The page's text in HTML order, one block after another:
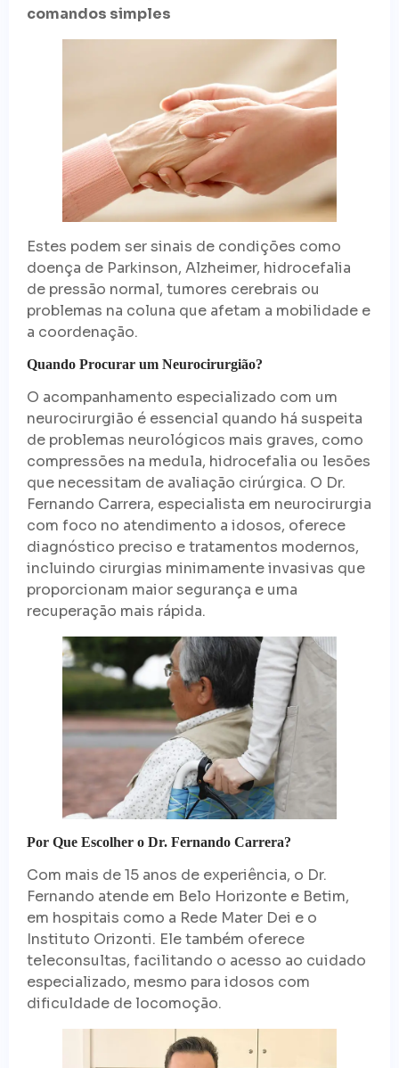
comandos simples
Estes podem ser sinais de condições como
doença de Parkinson, Alzheimer, hidrocefalia
de pressão normal, tumores cerebrais ou
problemas na coluna que afetam a mobilidade e
a coordenação.
Quando Procurar um Neurocirurgião?
O acompanhamento especializado com um
neurocirurgião é essencial quando há suspeita
de problemas neurológicos mais graves, como
compressões na medula, hidrocefalia ou lesões
que necessitam de avaliação cirúrgica. O Dr.
Fernando Carrera, especialista em neurocirurgia
com foco no atendimento a idosos, oferece
diagnóstico preciso e tratamentos modernos,
incluindo cirurgias minimamente invasivas que
proporcionam maior segurança e uma
recuperação mais rápida.
Por Que Escolher o Dr. Fernando Carrera?
Com mais de 15 anos de experiência, o Dr.
Fernando atende em Belo Horizonte e Betim,
em hospitais como a Rede Mater Dei e o
Instituto Orizonti. Ele também oferece
teleconsultas, facilitando o acesso ao cuidado
especializado, mesmo para idosos com
dificuldade de locomoção.